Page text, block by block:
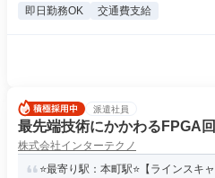
即日勤務OK 交通費支給
派遣社員
最先端技術にかかわるFPGA
株式会社インターテクノ
⭐️最寄り駅：本町駅⭐️【ラインスキ